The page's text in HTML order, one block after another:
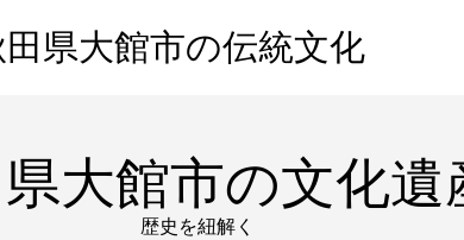
県大館市の伝統文化
大館市の文化遺
歴史を紐解く